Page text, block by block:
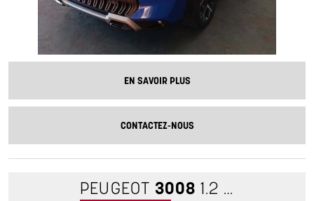
EN SAVOIR PLUS
CONTACTEZ-NOUS
PEUGEOT 3008 1.2 PURETECH 130 S&S ALLURE PACK EAT8